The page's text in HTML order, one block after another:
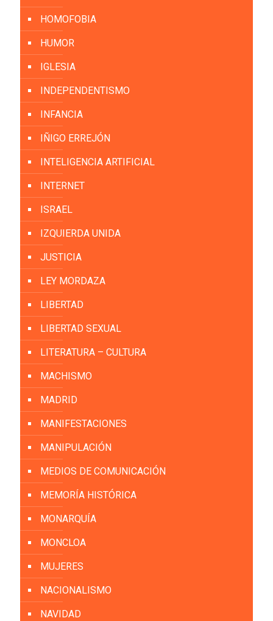
HOMOFOBIA
HUMOR
IGLESIA
INDEPENDENTISMO
INFANCIA
IÑIGO ERREJÓN
INTELIGENCIA ARTIFICIAL
INTERNET
ISRAEL
IZQUIERDA UNIDA
JUSTICIA
LEY MORDAZA
LIBERTAD
LIBERTAD SEXUAL
LITERATURA – CULTURA
MACHISMO
MADRID
MANIFESTACIONES
MANIPULACIÓN
MEDIOS DE COMUNICACIÓN
MEMORÍA HISTÓRICA
MONARQUÍA
MONCLOA
MUJERES
NACIONALISMO
NAVIDAD